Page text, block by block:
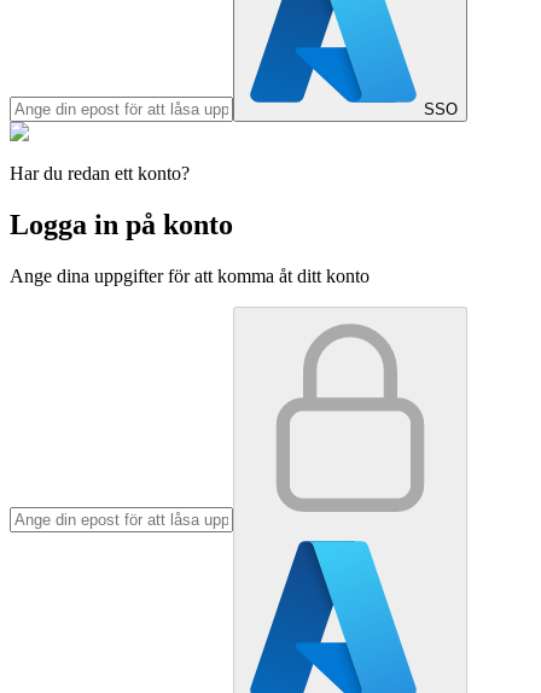
SSO
Har du redan ett konto?
Logga in på konto
Ange dina uppgifter för att komma åt ditt konto